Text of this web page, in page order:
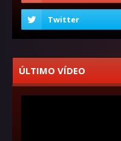
ÚLTIMO VÍDEO